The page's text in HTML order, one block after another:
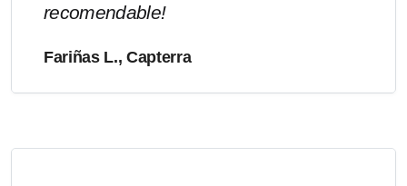
recomendable!
Fariñas L., Capterra